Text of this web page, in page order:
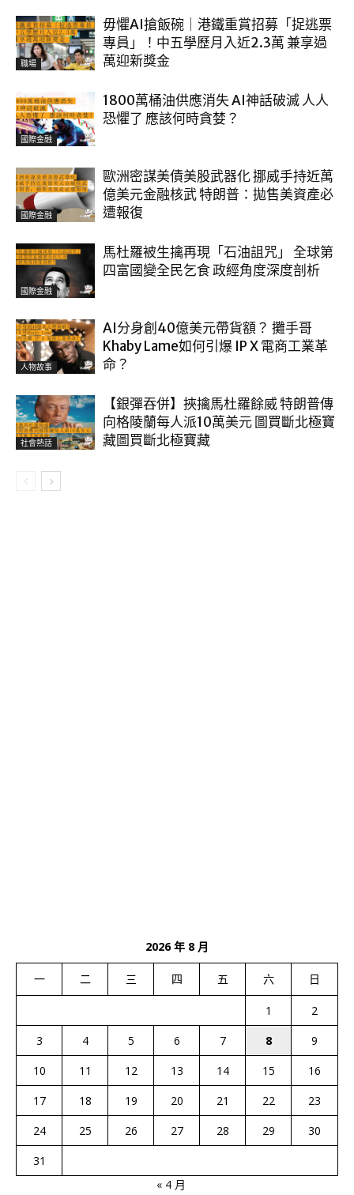
職場
毋懼AI搶飯碗｜港鐵重賞招募「捉逃票
專員」！中五學歷月入近2.3萬 兼享過
萬迎新獎金
國際金融
1800萬桶油供應消失 AI神話破滅 人人
恐懼了 應該何時貪婪？
國際金融
歐洲密謀美債美股武器化 挪威手持近萬
億美元金融核武 特朗普：拋售美資產必
遭報復
國際金融
馬杜羅被生擒再現「石油詛咒」 全球第
四富國變全民乞食 政經角度深度剖析
人物故事
AI分身創40億美元帶貨額？ 攤手哥
Khaby Lame如何引爆 IP X 電商工業革
命？
社會熱話
【銀彈吞併】挾擒馬杜羅餘威 特朗普傳
向格陵蘭每人派10萬美元 圖買斷北極寶
藏圖買斷北極寶藏
2026 年 8 月
一 二 三 四 五 六 日
1
2
3
4 5 6 7 8
9
10
11 12 13 14 15
16
17
18 19 20 21 22
23
24
25 26 27 28 29
30
31
« 4 月